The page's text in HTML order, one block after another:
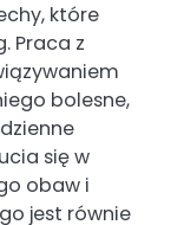
które
Praca z
bolesne,
się w
obaw i
jest równie